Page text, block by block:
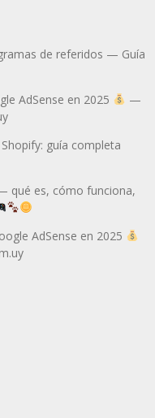
de referidos — Guía
AdSense en 2025
—
guía completa
qué es, cómo funciona,
AdSense en 2025